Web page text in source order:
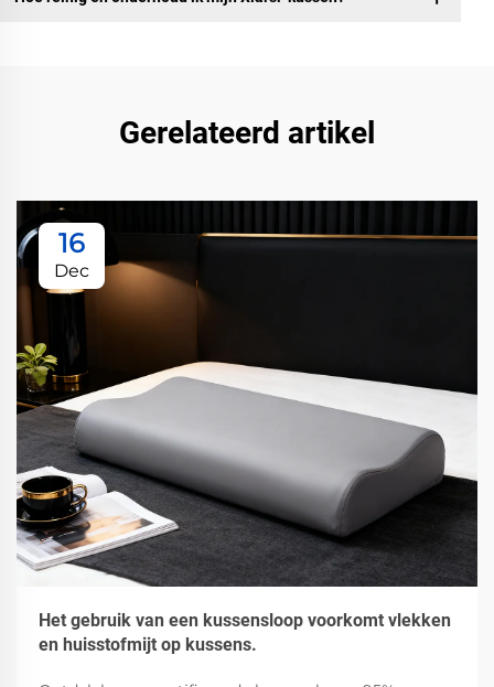
Gerelateerd artikel
16
Dec
Het gebruik van een kussensloop voorkomt vlekken
en huisstofmijt op kussens.